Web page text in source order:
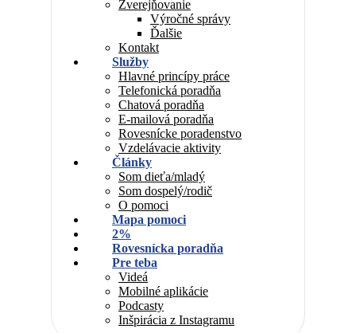
Zverejňovanie
Výročné správy
Ďalšie
Kontakt
Služby
Hlavné princípy práce
Telefonická poradňa
Chatová poradňa
E-mailová poradňa
Rovesnícke poradenstvo
Vzdelávacie aktivity
Články
Som dieťa/mladý
Som dospelý/rodič
O pomoci
Mapa pomoci
2%
Rovesnícka poradňa
Pre teba
Videá
Mobilné aplikácie
Podcasty
Inšpirácia z Instagramu